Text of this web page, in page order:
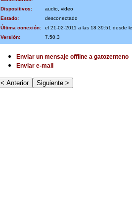
Dispositivos:
audio, video
Estado:
desconectado
Última conexión:
el 21-02-2011 a las 18:39:51 desde
Versión:
7.50.3
Enviar un mensaje offline a gatozenteno
Enviar e-mail